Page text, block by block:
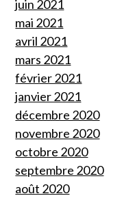
juin 2021
mai 2021
avril 2021
mars 2021
février 2021
janvier 2021
décembre 2020
novembre 2020
octobre 2020
septembre 2020
août 2020